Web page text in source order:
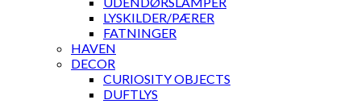
LYSKILDER/PÆRER
FATNINGER
HAVEN
DECOR
CURIOSITY OBJECTS
DUFTLYS